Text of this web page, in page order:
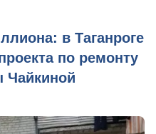
в Таганроге
по ремонту
Чайкиной